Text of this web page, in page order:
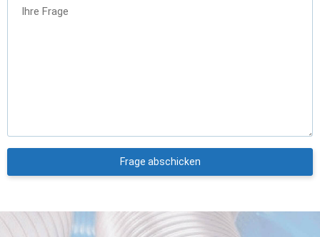
Ihre Frage
Frage abschicken